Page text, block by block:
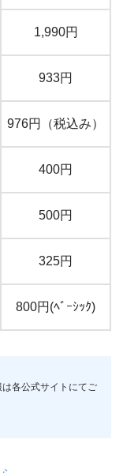
1,990円
933円
976円（税込み）
400円
500円
325円
800円(ﾍﾞｰｼｯｸ)
各公式サイトにてご